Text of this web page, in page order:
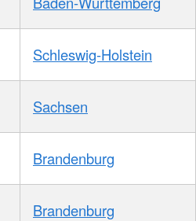
Schleswig-Holstein
Sachsen
Brandenburg
Brandenburg